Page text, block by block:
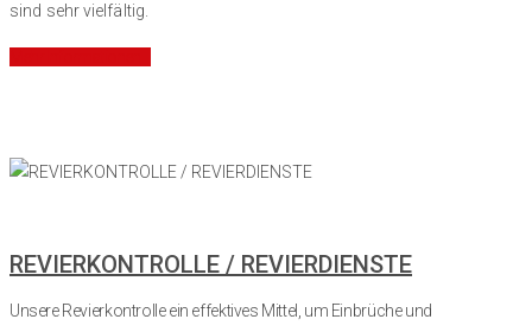
sind sehr vielfältig.
REVIERKONTROLLE / REVIERDIENSTE
Unsere Revierkontrolle ein effektives Mittel, um Einbrüche und